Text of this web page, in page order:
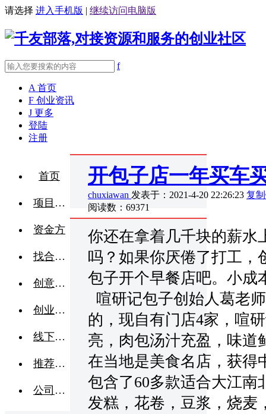
请选择 进入手机版 | 继续访问电脑版
f
A 首页
F 创业资讯
J 更多
登陆
注册
首页
项目融资
资金方
找合伙人
创意点子
创业交流
线下活动
推荐企业
公司转让
开包子店一年买车
chuxiawan 发表于：2021-4-20 22:26:23 复
阅读数：69371
你还在拿着几千块的薪水
吗？如果你厌倦了打工，
包子开个早餐店吧。小成
喧研记包子创始人葛老
的，现自有门店4家，喧
亮，肉包汤汁充盈，味道
在当地是美食名店，获得
包含了60多款适合大江南
发糕，花卷，豆浆，烧麦